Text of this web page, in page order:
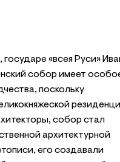
«всея Руси»
собор имеет
поскольку
собор стал
архитектурной
его создавали